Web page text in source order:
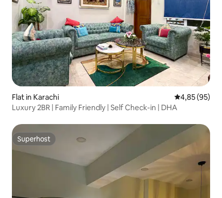
Flat in Karachi Gemiddelde
4,85 (95)
Luxury 2BR | Family Friendly | Self Check-in | DHA
Superhost
Superhost